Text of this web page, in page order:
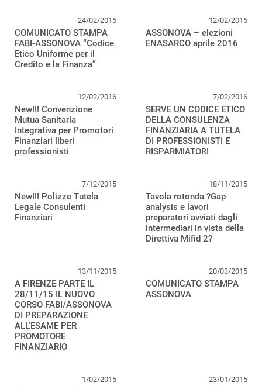
24/02/2016
COMUNICATO STAMPA
FABI-ASSONOVA “Codice
Etico Uniforme per il
Credito e la Finanza”
12/02/2016
ASSONOVA – elezioni
ENASARCO aprile 2016
12/02/2016
New!!! Convenzione
Mutua Sanitaria
Integrativa per Promotori
Finanziari liberi
professionisti
7/02/2016
SERVE UN CODICE ETICO
DELLA CONSULENZA
FINANZIARIA A TUTELA
DI PROFESSIONISTI E
RISPARMIATORI
7/12/2015
New!!! Polizze Tutela
Legale Consulenti
Finanziari
18/11/2015
Tavola rotonda ?Gap
analysis e lavori
preparatori avviati dagli
intermediari in vista della
Direttiva Mifid 2?
13/11/2015
A FIRENZE PARTE IL
28/11/15 IL NUOVO
CORSO FABI/ASSONOVA
DI PREPARAZIONE
ALL’ESAME PER
PROMOTORE
FINANZIARIO
20/03/2015
COMUNICATO STAMPA
ASSONOVA
1/02/2015 23/01/2015